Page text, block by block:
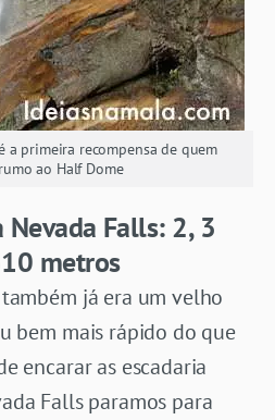
a primeira recompensa de quem
ao Half Dome
Nevada Falls: 2, 3
metros
já era um velho
bem mais rápido do que
encarar as escadaria
Falls paramos para